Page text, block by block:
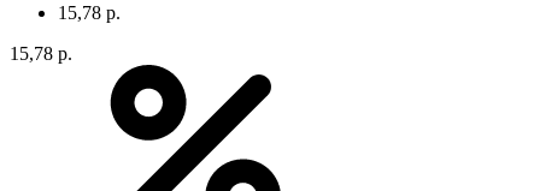
15,78 р.
15,78 р.